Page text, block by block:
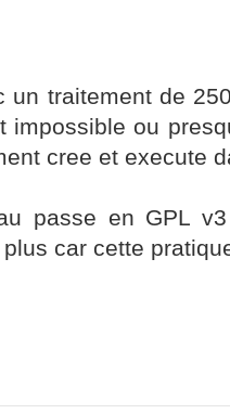
un traitement de
impossible ou
cree et execute
passe en GPL
car cette